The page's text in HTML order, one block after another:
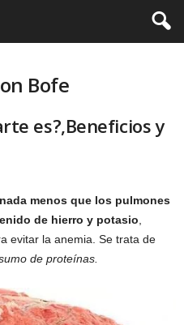
Bofe
es?,Beneficios y
menos que los pulmones
de hierro y potasio
evitar la anemia. Se trata de
de proteínas.